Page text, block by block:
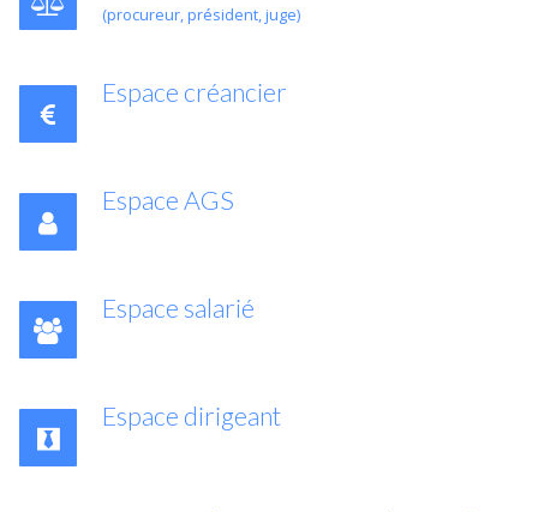
(procureur, président, juge)
Espace créancier
Espace AGS
Espace salarié
Espace dirigeant